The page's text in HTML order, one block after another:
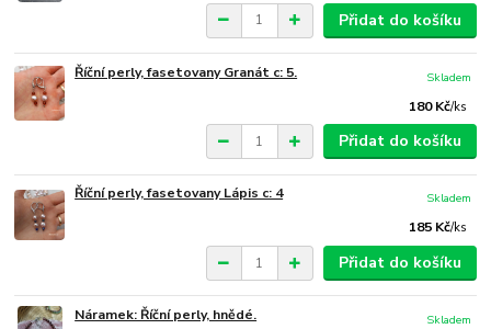
Přidat do košíku
Říční perly, fasetovany Granát c: 5.
180 Kč/ks
Skladem
Přidat do košíku
Říční perly, fasetovany Lápis c: 4
185 Kč/ks
Skladem
Přidat do košíku
Náramek: Říční perly, hnědé.
Skladem